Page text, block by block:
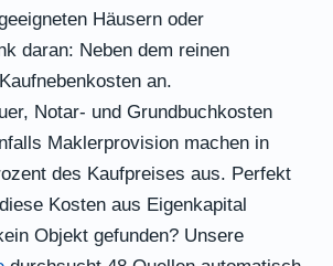
Häusern oder
daran: Neben dem reinen
an.
Notar- und Grundbuchkosten
Maklerprovision machen in
des Kaufpreises aus. Perfekt
Kosten aus Eigenkapital
Objekt gefunden? Unsere